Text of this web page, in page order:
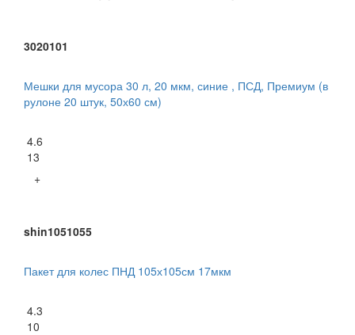
3020101
Мешки для мусора 30 л, 20 мкм, синие , ПСД, Премиум (в
рулоне 20 штук, 50х60 см)
4.6
13
+
shin1051055
Пакет для колес ПНД 105х105см 17мкм
4.3
10